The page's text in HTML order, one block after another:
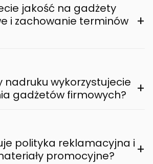
jakość na gadżety
i zachowanie terminów
+
wykorzystujecie
gadżetów firmowych?
+
polityka reklamacyjna i
promocyjne?
+